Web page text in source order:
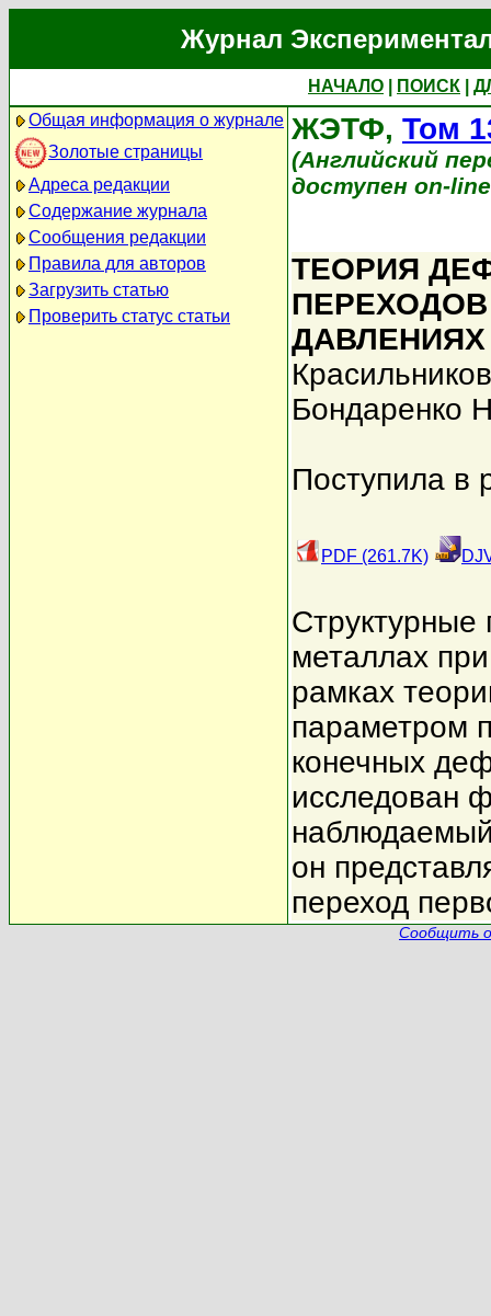
Журнал
НАЧАЛО ПОИСК
Общая информация о журнале
Золотые страницы
Адреса редакции
Содержание журнала
Сообщения редакции
Правила для авторов
Загрузить статью
Проверить статус статьи
ЖЭТФ, Том
(Английский
доступен on-
ТЕОРИЯ
Бондаренко
Поступила в
PDF (261.7K)
металлах
рамках
параметром
конечных
исследован
он
переход
Сообщить о